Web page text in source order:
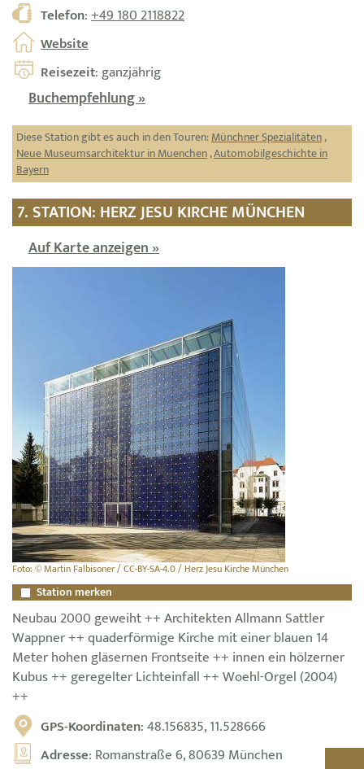
Telefon:+49 180 2118822
Website
Reisezeit: ganzjährig
Buchempfehlung »
Diese Station gibt es auch in den Touren:Münchner Spezialitäten,
Neue Museumsarchitektur in Muenchen,Automobilgeschichte in
Bayern
7. STATION: HERZ JESU KIRCHE MÜNCHEN
Auf Karte anzeigen »
Foto: © Martin Falbisoner / CC-BY-SA-4.0 / Herz Jesu Kirche München
Station merken
Neubau 2000 geweiht ++ Architekten Allmann Sattler
Wappner ++ quaderförmige Kirche mit einer blauen 14
Meter hohen gläsernen Frontseite ++ innen ein hölzerner
Kubus ++ geregelter Lichteinfall ++ Woehl-Orgel (2004)
++
GPS-Koordinaten: 48.156835, 11.528666
Adresse: Romanstraße 6, 80639 München